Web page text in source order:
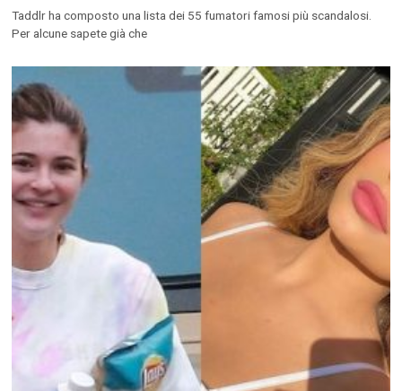
Taddlr ha composto una lista dei 55 fumatori famosi più scandalosi.
Per alcune sapete già che